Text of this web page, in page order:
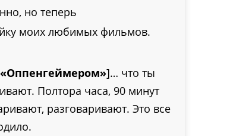
но теперь
моих любимых фильмов.
«Оппенгеймером»]… что ты
Полтора часа, 90 минут
разговаривают. Это все